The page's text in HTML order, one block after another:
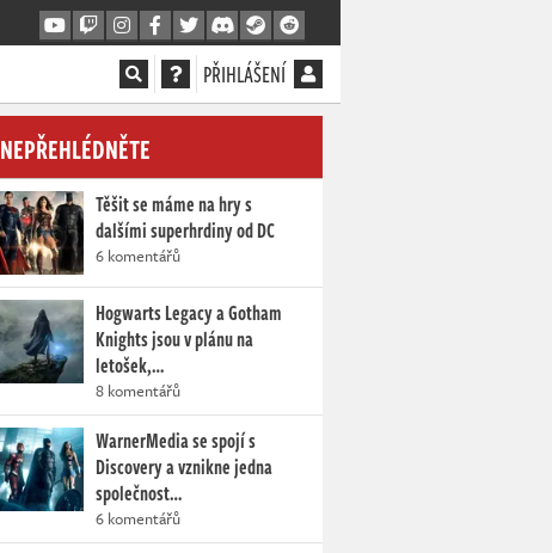
PŘIHLÁŠENÍ
NEPŘEHLÉDNĚTE
Těšit se máme na hry s
dalšími superhrdiny od DC
6 komentářů
Hogwarts Legacy a Gotham
Knights jsou v plánu na
letošek,…
8 komentářů
WarnerMedia se spojí s
Discovery a vznikne jedna
společnost…
6 komentářů